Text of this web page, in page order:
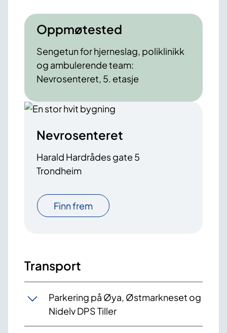
Oppmøtested
Sengetun for hjerneslag, poliklinikk
og ambulerende team:
Nevrosenteret, 5. etasje
Nevrosenteret
Harald Hardrådes gate 5
Trondheim
Finn frem
Transport
Parkering på Øya, Østmarkneset og
Nidelv DPS Tiller